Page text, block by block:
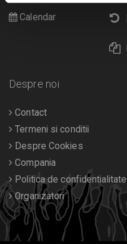
Calendar
Despre noi
Contact
Termeni si conditii
Despre Cookies
Compania
Politica de confidentialitate
Organizatori